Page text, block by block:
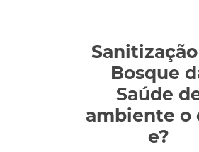
Bosque
Saúde
ambiente o
e?